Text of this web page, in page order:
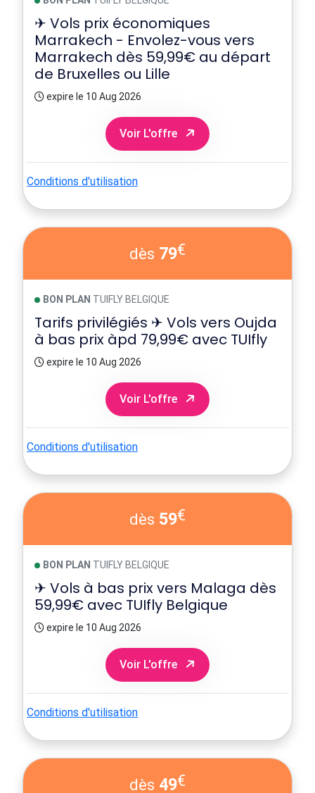
✈ Vols prix économiques
Marrakech - Envolez-vous vers
Marrakech dès 59,99€ au départ
de Bruxelles ou Lille
expire le 10 Aug 2026
Voir L'offre
Conditions d'utilisation
dès 79€
BON PLAN TUIFLY BELGIQUE
Tarifs privilégiés ✈ Vols vers Oujda
à bas prix àpd 79,99€ avec TUIfly
expire le 10 Aug 2026
Voir L'offre
Conditions d'utilisation
dès 59€
BON PLAN TUIFLY BELGIQUE
✈ Vols à bas prix vers Malaga dès
59,99€ avec TUIfly Belgique
expire le 10 Aug 2026
Voir L'offre
Conditions d'utilisation
dès 49€